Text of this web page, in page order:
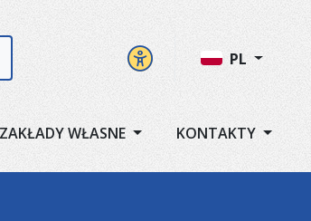
PL
Panel
szukaj
ZAKŁADY WŁASNE KONTAKTY